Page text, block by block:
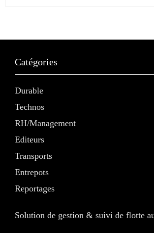
Catégories
Durable
Technos
RH/Management
Editeurs
Transports
Entrepots
Reportages
Solution de gestion & suivi de flotte